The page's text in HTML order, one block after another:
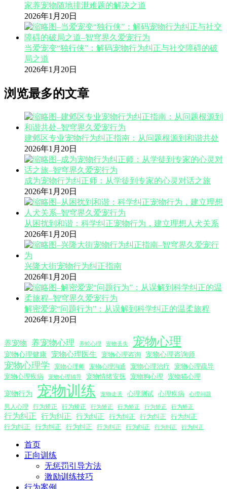
家养宠物随地排泄难题的解决之道
2026年1月20日
当爱宠变“独行侠”：解码宠物行为纠正与社交障碍的破
局之道
2026年1月20日
浏览最多的文章
建邺区专业宠物行为纠正指南：从问题根源到和谐共处
2026年1月20日
成为宠物行为纠正师：从学徒到专家的心灵对话之旅
2026年1月20日
从困扰到和谐：科学纠正宠物行为，建立理想人犬关系
2026年1月20日
兴隆大街宠物行为纠正指南
2026年1月20日
解密爱宠“问题行为”：从误解到科学纠正的温柔旅程
2026年1月20日
养宠物 养宠物心理 养蛇心理 宠物丢失 宠物心理
宠物心理健康 宠物心理医生 宠物心理咨询 宠物心理咨询师
宠物心理学 宠物心理师 宠物心理沟通 宠物心理治疗
宠物心理疏导
宠物心理疾病
宠物心理辅导 宠物情绪安抚 宠物狗心理 宠物猫心理
宠物行为 宠物训练 宠物走丢 心理测试 心理疾病 心理问题
男人心理 行为矫正 行为矫正 行为矫正 行为矫正 行为矫正 行为矫正
行为纠正 行为纠正 行为纠正 行为纠正 行为纠正
行为纠正
行为纠正
行为纠正 行为纠正 行为纠正 行为纠正 行为纠正 行为纠正
首页
正向训练
无惩罚引导方法
激励训练技巧
行为案例